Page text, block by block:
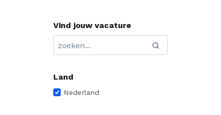
Vind jouw vacature
Land
Nederland